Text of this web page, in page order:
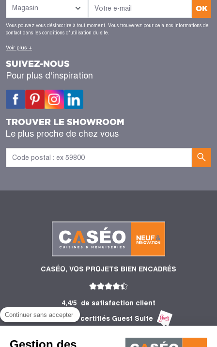
Continuer sans accepter
Gestion des
OK
Vous pouvez vous désinscrire à tout moment. Vous trouverez pour cela nos informations de
contact dans les conditions d'utilisation du site.
Voir plus +
SUIVEZ-NOUS
Pour plus d'inspiration
TROUVER LE SHOWROOM
Le plus proche de chez vous
CASÉO, VOS PROJETS BIEN ENCADRÉS
4,4/5
de satisfaction client
2 755 Avis certifiés Guest Suite